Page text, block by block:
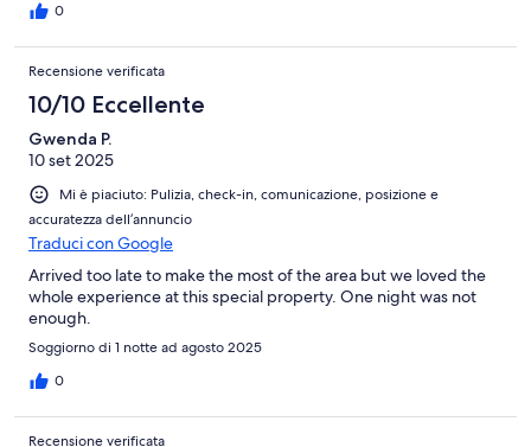
0
Recensione verificata
10/10 Eccellente
Gwenda P.
10 set 2025
Mi è piaciuto: Pulizia, check-in, comunicazione, posizione e
accuratezza dell’annuncio
Traduci con Google
Arrived too late to make the most of the area but we loved the
whole experience at this special property. One night was not
enough.
Soggiorno di 1 notte ad agosto 2025
0
Recensione verificata